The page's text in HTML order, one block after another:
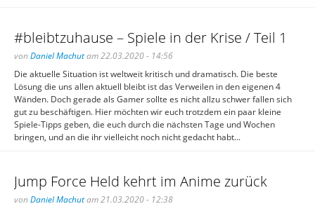
#bleibtzuhause – Spiele in der Krise / Teil 1
von Daniel Machutam 22.03.2020 - 14:56
Die aktuelle Situation ist weltweit kritisch und dramatisch. Die beste
Lösung die uns allen aktuell bleibt ist das Verweilen in den eigenen 4
Wänden. Doch gerade als Gamer sollte es nicht allzu schwer fallen sich
gut zu beschäftigen. Hier möchten wir euch trotzdem ein paar kleine
Spiele-Tipps geben, die euch durch die nächsten Tage und Wochen
bringen, und an die ihr vielleicht noch nicht gedacht habt...
Jump Force Held kehrt im Anime zurück
von Daniel Machutam 21.03.2020 - 12:38